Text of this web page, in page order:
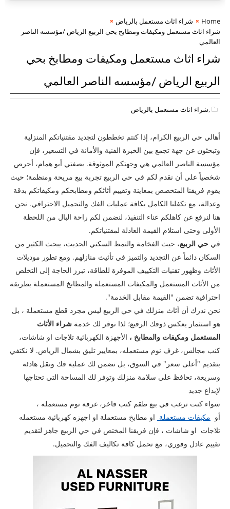
Home
شراء اثاث مستعمل بالرياض
شراء اثاث مستعمل ومكيفات ومطابخ بحي الربيع الرياض /مؤسسه الناصر
العالمي
شراء اثاث مستعمل ومكيفات ومطابخ بحي
الربيع الرياض /مؤسسه الناصر العالمي
,شراء اثاث مستعمل بالرياض
أهالي حي الربيع الكرام، إذا كنتم تخططون لتجديد مقتنياتكم المنزلية
وتبحثون عن جهة تجمع بين الخبرة الفنية والأمانة في التسعير، فإن
مؤسسة الناصر العالمي هي وجهتكم الموثوقة. بصفتي أبو همام، أحرص
شخصياً على أن نقدم لكم في حي الربيع تجربة بيع مريحة ومنظمة؛ حيث
يقوم فريقنا المتخصص بمعاينة وتقييم أثاثكم ومطابخكم ومكيفاتكم بدقة
وعدالة، مع تكفلنا الكامل بكافة عمليات الفك والتحميل الاحترافي. نحن
هنا لنرفع عن كاهلكم عناء التنفيذ، لنضمن لكم راحة البال من اللحظة
الأولى وحتى استلام القيمة العادلة لمقتنياتكم.
في حي الربيع، حيث الفخامة والنمط السكني الحديث، يبحث الكثير من
السكان دائماً عن التجديد والتميز في تأثيث منازلهم. ومع تطور موديلات
الأثاث وظهور تقنيات التكييف الموفرة للطاقة، تبرز الحاجة إلى التخلص
من الأثاث المستعمل والمكيفات المستعملة والمطابخ المستعملة بطريقة
احترافية تضمن "القيمة مقابل الخدمة".
نحن ندرك أن أثاث منزلك في حي الربيع ليس مجرد قطع مستعملة ، بل
هو استثمار يعكس ذوقك الرفيع؛ لذا نوفر لك خدمة شراء الأثاث
المستعمل ومكيفات والمطابخ ، الأجهزة الكهربائية تلاجات او شاشات،
كنب مجالس، غرف نوم مستعمله، بمعايير تليق بشمال الرياض. لا نكتفي
بتقديم "أعلى سعر" في السوق، بل نضمن لك عملية فك ونقل هادئة
وسريعة، تحافظ على سلامة منزلك وتوفر لك المساحة التي تحتاجها
لإبداع جديد
سواء كنت ترغب في بيع طقم كنب فاخر، غرفة نوم مستعمله ،
أو مكيفات مستعملة او مطابخ مستعملة او اجهزه كهربائية مستعمله
تلاجات او شاشات ، فإن فريقنا المختص في حي الربيع جاهز لتقديم
تقييم عادل وفوري، مع تحمل كافة تكاليف الفك والتحميل.